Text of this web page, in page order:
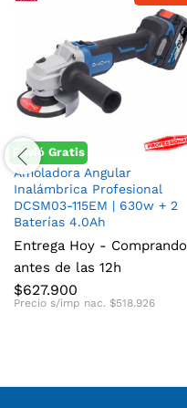
Envió Gratis
Amoladora Angular
Inalámbrica Profesional
DCSM03-115EM | 630w + 2
Baterías 4.0Ah
Entrega Hoy - Comprando
antes de las 12h
$627.900
Precio s/imp nac. $518.926